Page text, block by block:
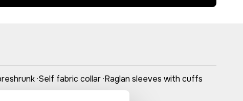
·Self fabric collar ·Raglan sleeves with cuffs